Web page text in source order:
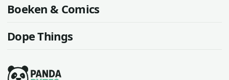
Boeken & Comics
Dope Things